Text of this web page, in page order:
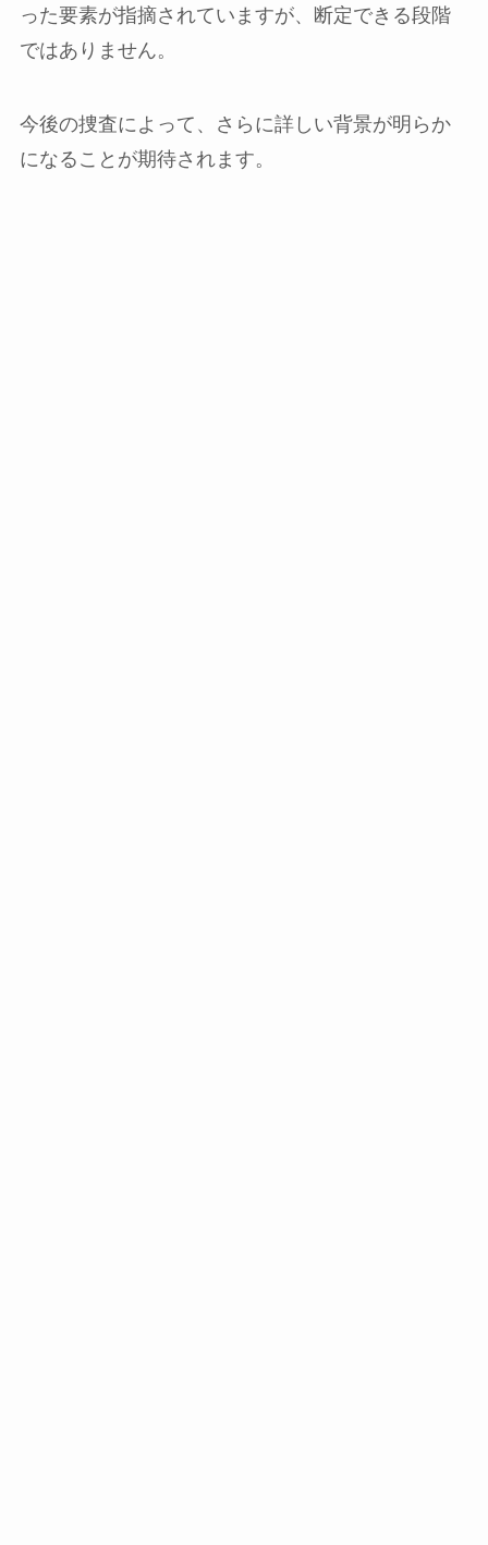
った要素が指摘されていますが、断定できる段階
ではありません。
今後の捜査によって、さらに詳しい背景が明らか
になることが期待されます。